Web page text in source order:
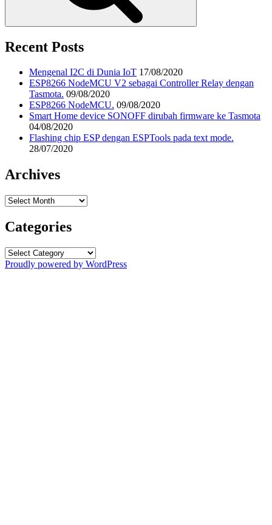
Recent Posts
Mengenal I2C di Dunia IoT 17/08/2020
ESP8266 NodeMCU V2 sebagai Controller Relay dengan
Tasmota. 09/08/2020
ESP8266 NodeMCU. 09/08/2020
Smart Home device SONOFF dirubah firmware ke Tasmota
04/08/2020
Flashing chip ESP dengan ESPTools pada text mode.
28/07/2020
Archives
Archives
Categories
Categories
Proudly powered by WordPress